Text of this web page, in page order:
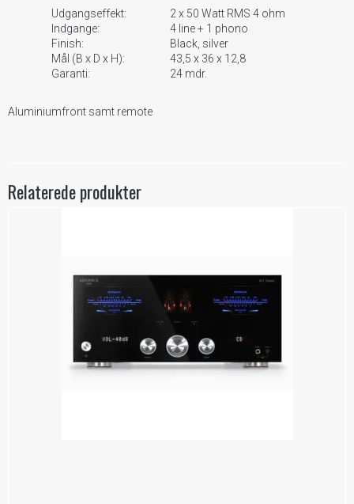
Udgangseffekt:
2 x 50 Watt RMS 4 ohm
Indgange:
4 line + 1 phono
Finish:
Black, silver
Mål (B x D x H):
43,5 x 36 x 12,8
Garanti:
24 mdr.
Aluminiumfront samt remote
Relaterede produkter